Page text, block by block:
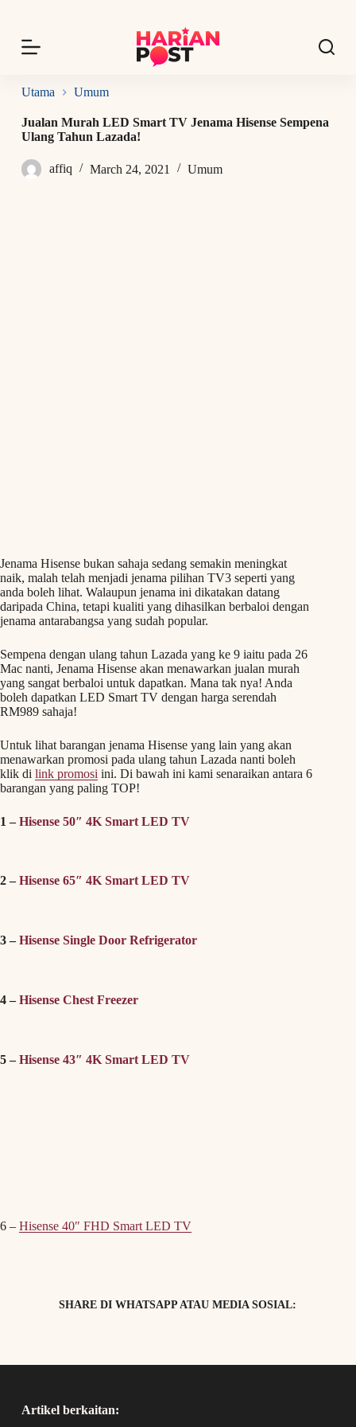
p
o
n
n
Utama Umum
Jualan Murah LED Smart TV Jenama Hisense Sempena
Ulang Tahun Lazada!
affiq March 24, 2021 Umum
Jenama Hisense bukan sahaja sedang semakin meningkat
naik, malah telah menjadi jenama pilihan TV3 seperti yang
anda boleh lihat. Walaupun jenama ini dikatakan datang
daripada China, tetapi kualiti yang dihasilkan berbaloi dengan
jenama antarabangsa yang sudah popular.
Sempena dengan ulang tahun Lazada yang ke 9 iaitu pada 26
Mac nanti, Jenama Hisense akan menawarkan jualan murah
yang sangat berbaloi untuk dapatkan. Mana tak nya! Anda
boleh dapatkan LED Smart TV dengan harga serendah
RM989 sahaja!
Untuk lihat barangan jenama Hisense yang lain yang akan
menawarkan promosi pada ulang tahun Lazada nanti boleh
klik di link promosi ini. Di bawah ini kami senaraikan antara 6
barangan yang paling TOP!
1 –Hisense 50″ 4K Smart LED TV
2 –Hisense 65″ 4K Smart LED TV
3 –Hisense Single Door Refrigerator
4 –Hisense Chest Freezer
5 –Hisense 43″ 4K Smart LED TV
6 – Hisense 40″ FHD Smart LED TV
SHARE DI WHATSAPP ATAU MEDIA SOSIAL:
Artikel berkaitan: